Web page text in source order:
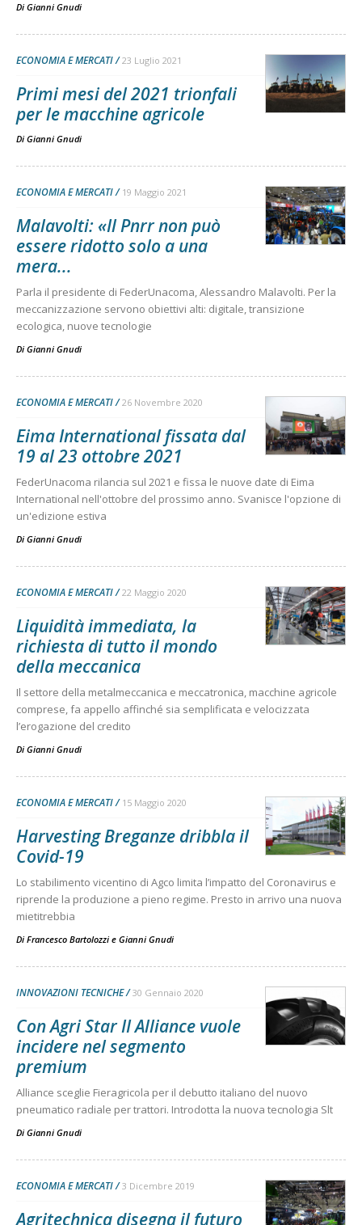
Di Gianni Gnudi
ECONOMIA E MERCATI 23 Luglio 2021
Primi mesi del 2021 trionfali
per le macchine agricole
Di Gianni Gnudi
ECONOMIA E MERCATI 19 Maggio 2021
Malavolti: «Il Pnrr non può
essere ridotto solo a una
mera...
Parla il presidente di FederUnacoma, Alessandro Malavolti. Per la
meccanizzazione servono obiettivi alti: digitale, transizione
ecologica, nuove tecnologie
Di Gianni Gnudi
ECONOMIA E MERCATI 26 Novembre 2020
Eima International fissata dal
19 al 23 ottobre 2021
FederUnacoma rilancia sul 2021 e fissa le nuove date di Eima
International nell'ottobre del prossimo anno. Svanisce l'opzione di
un'edizione estiva
Di Gianni Gnudi
ECONOMIA E MERCATI 22 Maggio 2020
Liquidità immediata, la
richiesta di tutto il mondo
della meccanica
Il settore della metalmeccanica e meccatronica, macchine agricole
comprese, fa appello affinché sia semplificata e velocizzata
l’erogazione del credito
Di Gianni Gnudi
ECONOMIA E MERCATI 15 Maggio 2020
Harvesting Breganze dribbla il
Covid-19
Lo stabilimento vicentino di Agco limita l’impatto del Coronavirus e
riprende la produzione a pieno regime. Presto in arrivo una nuova
mietitrebbia
Di Francesco Bartolozzi e Gianni Gnudi
INNOVAZIONI TECNICHE 30 Gennaio 2020
Con Agri Star II Alliance vuole
incidere nel segmento
premium
Alliance sceglie Fieragricola per il debutto italiano del nuovo
pneumatico radiale per trattori. Introdotta la nuova tecnologia Slt
Di Gianni Gnudi
ECONOMIA E MERCATI 3 Dicembre 2019
Agritechnica disegna il futuro